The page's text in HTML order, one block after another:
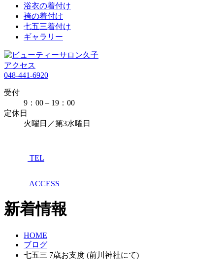
浴衣の着付け
袴の着付け
七五三着付け
ギャラリー
アクセス
048-441-6920
受付
9：00 – 19：00
定休日
火曜日／第3水曜日
TEL
ACCESS
新着情報
HOME
ブログ
七五三 7歳お支度 (前川神社にて)